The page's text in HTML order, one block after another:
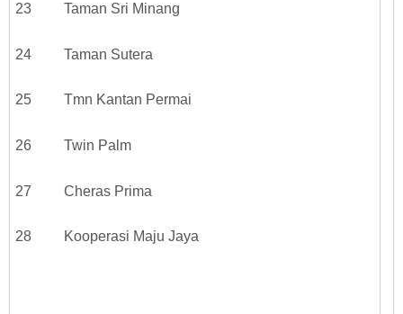
23 Taman Sri Minang
24 Taman Sutera
25 Tmn Kantan Permai
26 Twin Palm
27 Cheras Prima
28 Kooperasi Maju Jaya